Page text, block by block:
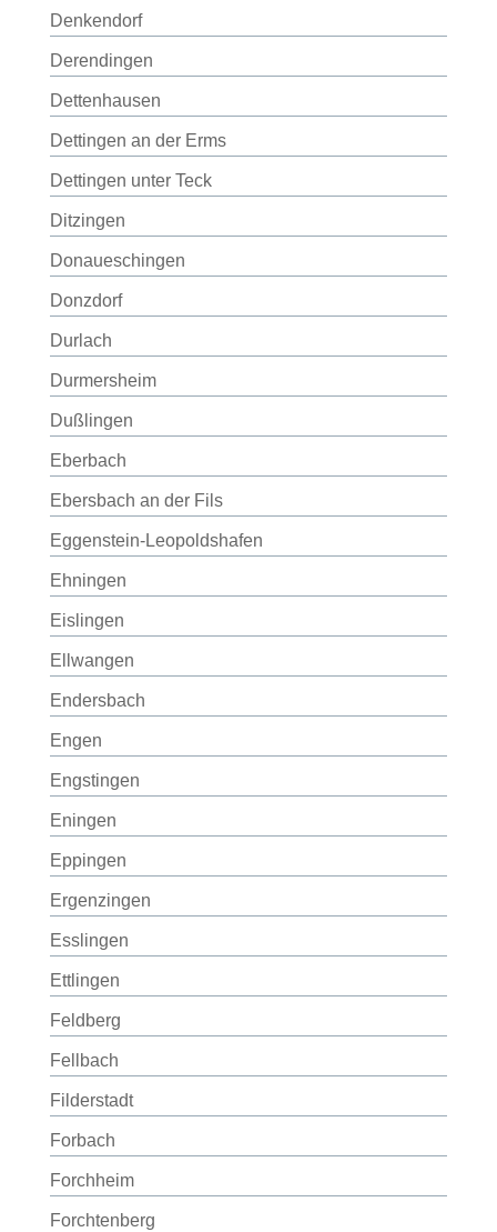
Denkendorf
Derendingen
Dettenhausen
Dettingen an der Erms
Dettingen unter Teck
Ditzingen
Donaueschingen
Donzdorf
Durlach
Durmersheim
Dußlingen
Eberbach
Ebersbach an der Fils
Eggenstein-Leopoldshafen
Ehningen
Eislingen
Ellwangen
Endersbach
Engen
Engstingen
Eningen
Eppingen
Ergenzingen
Esslingen
Ettlingen
Feldberg
Fellbach
Filderstadt
Forbach
Forchheim
Forchtenberg